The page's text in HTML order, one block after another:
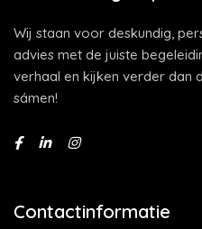
Wij staan voor deskundig,
advies met de juiste
verhaal en kijken verder dan
sámen!
Contactinformatie